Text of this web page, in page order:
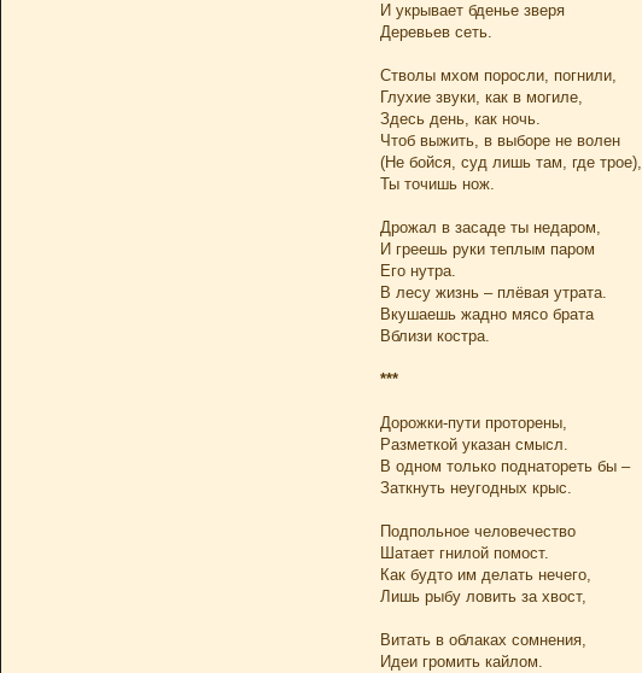
И укрывает бденье зверя
Деревьев сеть.
Стволы мхом поросли, погнили,
Глухие звуки, как в могиле,
Здесь день, как ночь.
Чтоб выжить, в выборе не волен
(Не бойся, суд лишь там, где трое),
Ты точишь нож.
Дрожал в засаде ты недаром,
И греешь руки теплым паром
Его нутра.
В лесу жизнь – плёвая утрата.
Вкушаешь жадно мясо брата
Вблизи костра.
***
Дорожки-пути проторены,
Разметкой указан смысл.
В одном только поднатореть бы –
Заткнуть неугодных крыс.
Подпольное человечество
Шатает гнилой помост.
Как будто им делать нечего,
Лишь рыбу ловить за хвост,
Витать в облаках сомнения,
Идеи громить кайлом.